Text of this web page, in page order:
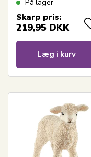
På lager
Skarp pris:
219,95 DKK
Læg i kurv